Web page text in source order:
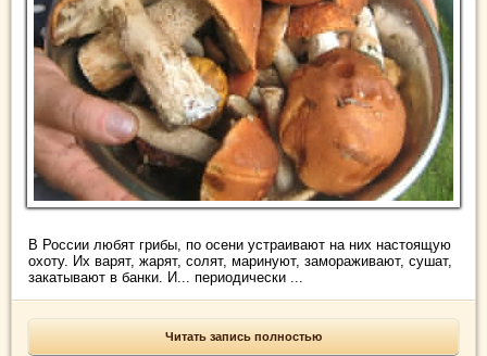
В России любят грибы, по осени устраивают на них настоящую
охоту. Их варят, жарят, солят, маринуют, замораживают, сушат,
закатывают в банки. И... периодически ...
Читать запись полностью